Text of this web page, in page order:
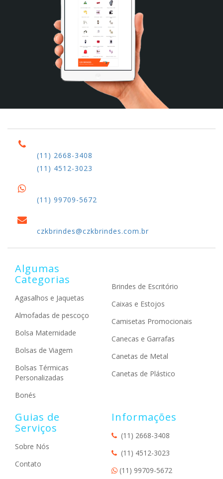
(11) 2668-3408
(11) 4512-3023
(11) 99709-5672
czkbrindes@czkbrindes.com.br
Algumas
Categorias
Agasalhos e Jaquetas
Almofadas de pescoço
Bolsa Maternidade
Bolsas de Viagem
Bolsas Térmicas
Personalizadas
Bonés
Brindes de Escritório
Caixas e Estojos
Camisetas Promocionais
Canecas e Garrafas
Canetas de Metal
Canetas de Plástico
Guias de
Serviços
Sobre Nós
Contato
Informações
(11) 2668-3408
(11) 4512-3023
(11) 99709-5672